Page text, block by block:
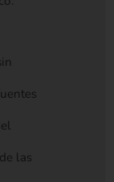
las